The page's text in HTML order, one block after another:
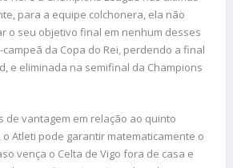
para a equipe colchonera, ela não
o seu objetivo final em nenhum desses
da Copa do Rei, perdendo a final
e eliminada na semifinal da Champions
de vantagem em relação ao quinto
o Atleti pode garantir matematicamente o
vença o Celta de Vigo fora de casa e